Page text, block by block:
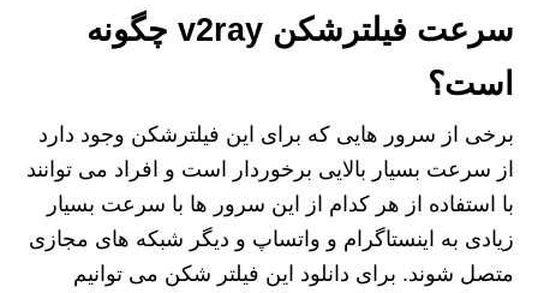
سرعت فیلترشکن v2ray چگونه
است؟
برخی از سرور هایی که برای این فیلترشکن وجود دارد
از سرعت بسیار بالایی برخوردار است و افراد می توانند
با استفاده از هر کدام از این سرور ها با سرعت بسیار
زیادی به اینستاگرام و واتساپ و دیگر شبکه های مجازی
متصل شوند. برای دانلود این فیلتر شکن می توانیم